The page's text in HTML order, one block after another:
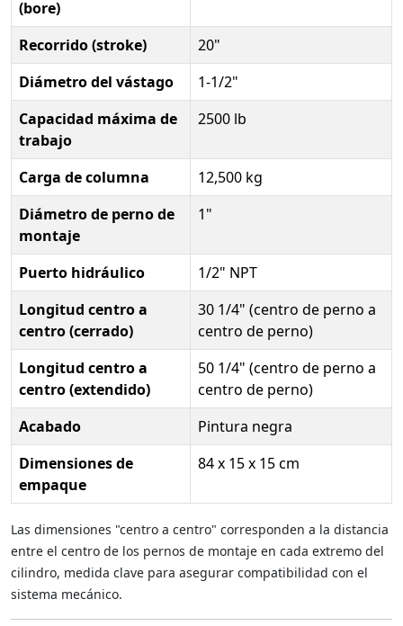
(bore)
Recorrido (stroke)
20"
Diámetro del vástago
1-1/2"
Capacidad máxima de
trabajo
2500 lb
Carga de columna
12,500 kg
Diámetro de perno de
montaje
1"
Puerto hidráulico
1/2" NPT
Longitud centro a
centro (cerrado)
30 1/4" (centro de perno a
centro de perno)
Longitud centro a
centro (extendido)
50 1/4" (centro de perno a
centro de perno)
Acabado
Pintura negra
Dimensiones de
empaque
84 x 15 x 15 cm
Las dimensiones "centro a centro" corresponden a la distancia
entre el centro de los pernos de montaje en cada extremo del
cilindro, medida clave para asegurar compatibilidad con el
sistema mecánico.